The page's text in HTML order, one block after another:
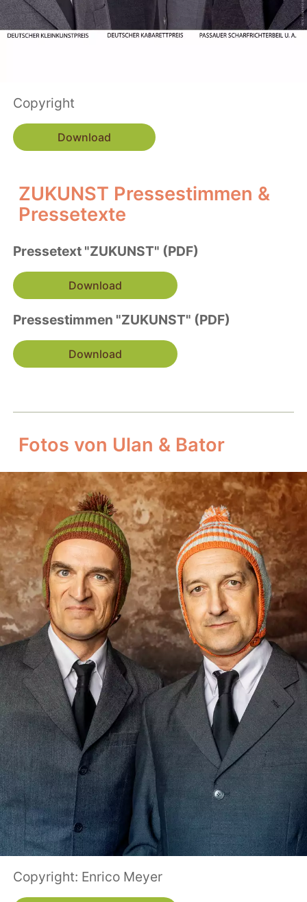
Copyright
Download
ZUKUNST Pressestimmen &
Pressetexte
Pressetext "ZUKUNST" (PDF)
Download
Pressestimmen "ZUKUNST" (PDF)
Download
Fotos von Ulan & Bator
Copyright: Enrico Meyer